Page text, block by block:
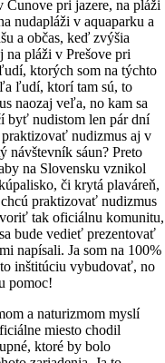
pri jazere, na pláži
nudapláži v aquaparku a
a občas, keď zvýšia
na pláži v Prešove pri
ktorých som na týchto
ľudí, ktorí tam sú, to
naozaj veľa, no kam sa
byť nudistom len pár dní
nudizmus aj v
návštevník sáun? Preto
na Slovensku vznikol
či krytá plaváreň,
praktizovať nudizmus
tak oficiálnu komunitu,
bude vedieť prezentovať
napísali. Ja som na 100%
inštitúciu vybudovať, no
pomoc!
a naturizmom myslí
miesto chodil
ktoré by bolo